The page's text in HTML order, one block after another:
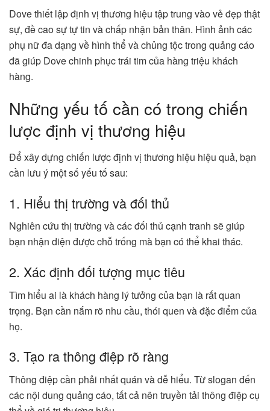
Dove thiết lập định vị thương hiệu tập trung vào vẻ đẹp thật
sự, đề cao sự tự tin và chấp nhận bản thân. Hình ảnh các
phụ nữ đa dạng về hình thể và chủng tộc trong quảng cáo
đã giúp Dove chinh phục trái tim của hàng triệu khách
hàng.
Những yếu tố cần có trong chiến
lược định vị thương hiệu
Để xây dựng chiến lược định vị thương hiệu hiệu quả, bạn
cần lưu ý một số yếu tố sau:
1. Hiểu thị trường và đối thủ
Nghiên cứu thị trường và các đối thủ cạnh tranh sẽ giúp
bạn nhận diện được chỗ trống mà bạn có thể khai thác.
2. Xác định đối tượng mục tiêu
Tìm hiểu ai là khách hàng lý tưởng của bạn là rất quan
trọng. Bạn cần nắm rõ nhu cầu, thói quen và đặc điểm của
họ.
3. Tạo ra thông điệp rõ ràng
Thông điệp cần phải nhất quán và dễ hiểu. Từ slogan đến
các nội dung quảng cáo, tất cả nên truyền tải thông điệp cụ